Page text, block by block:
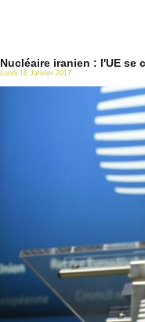
Nucléaire iranien : l'UE se
Lundi 16 Janvier 2017